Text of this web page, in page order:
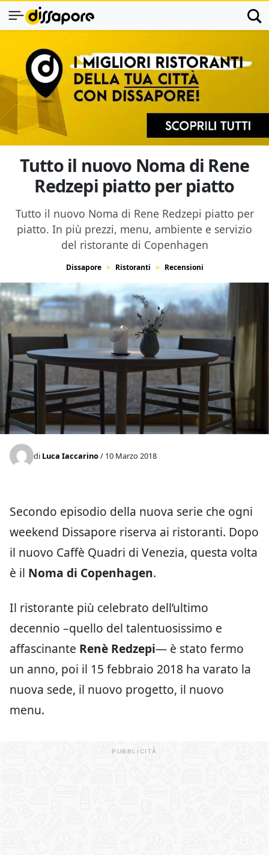
Tutto il nuovo Noma di Rene
Redzepi piatto per piatto
Tutto il nuovo Noma di Rene Redzepi piatto per
piatto. In più prezzi, menu, ambiente e servizio
del ristorante di Copenhagen
Dissapore Ristoranti Recensioni
di Luca Iaccarino/ 10 Marzo 2018
Secondo episodio della nuova serie che ogni
weekend Dissapore riserva ai ristoranti. Dopo
il nuovo Caffè Quadri di Venezia, questa volta
è il Noma di Copenhagen.
Il ristorante più celebrato dell’ultimo
decennio –quello del talentuosissimo e
affascinante Renè Redzepi— è stato fermo
un anno, poi il 15 febbraio 2018 ha varato la
nuova sede, il nuovo progetto, il nuovo
menu.